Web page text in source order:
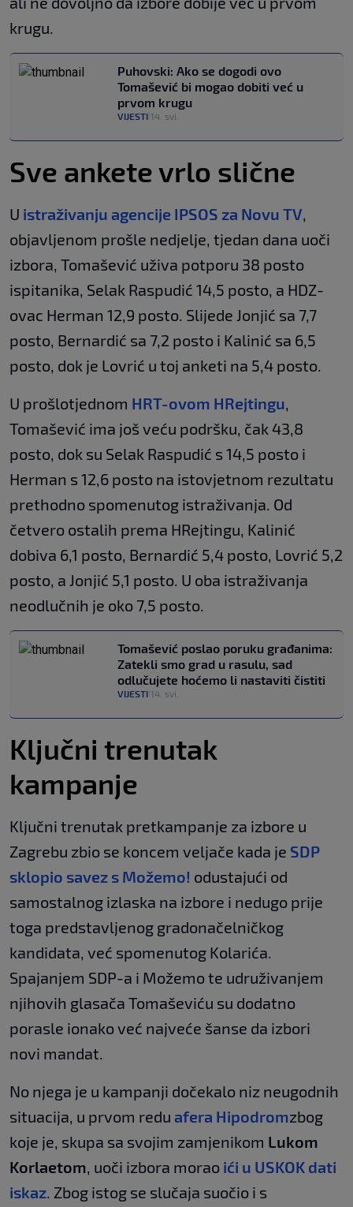
krugu.
Puhovski: Ako se dogodi ovo
Tomašević bi mogao dobiti već u
prvom krugu
VIJESTI 14. svi.
Sve ankete vrlo slične
U istraživanju agencije IPSOS za Novu TV,
objavljenom prošle nedjelje, tjedan dana uoči
izbora, Tomašević uživa potporu 38 posto
ispitanika, Selak Raspudić 14,5 posto, a HDZ-
ovac Herman 12,9 posto. Slijede Jonjić sa 7,7
posto, Bernardić sa 7,2 posto i Kalinić sa 6,5
posto, dok je Lovrić u toj anketi na 5,4 posto.
U prošlotjednom HRT-ovom HRejtingu,
Tomašević ima još veću podršku, čak 43,8
posto, dok su Selak Raspudić s 14,5 posto i
Herman s 12,6 posto na istovjetnom rezultatu
prethodno spomenutog istraživanja. Od
četvero ostalih prema HRejtingu, Kalinić
dobiva 6,1 posto, Bernardić 5,4 posto, Lovrić 5,2
posto, a Jonjić 5,1 posto. U oba istraživanja
neodlučnih je oko 7,5 posto.
Tomašević poslao poruku građanima:
Zatekli smo grad u rasulu, sad
odlučujete hoćemo li nastaviti čistiti
VIJESTI 14. svi.
Ključni trenutak
kampanje
Ključni trenutak pretkampanje za izbore u
Zagrebu zbio se koncem veljače kada je SDP
sklopio savez s Možemo! odustajući od
samostalnog izlaska na izbore i nedugo prije
toga predstavljenog gradonačelničkog
kandidata, već spomenutog Kolarića.
Spajanjem SDP-a i Možemo te udruživanjem
njihovih glasača Tomaševiću su dodatno
porasle ionako već najveće šanse da izbori
novi mandat.
No njega je u kampanji dočekalo niz neugodnih
situacija, u prvom redu afera Hipodromzbog
koje je, skupa sa svojim zamjenikom Lukom
Korlaetom, uoči izbora morao ići u USKOK dati
iskaz. Zbog istog se slučaja suočio i s